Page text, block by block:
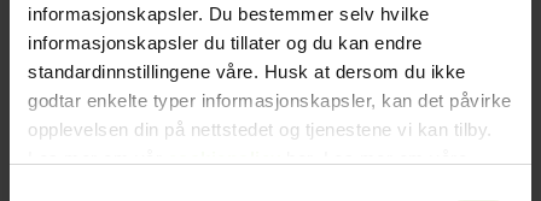
informasjonskapsler. Du bestemmer selv hvilke
informasjonskapsler du tillater og du kan endre
standardinnstillingene våre. Husk at dersom du ikke
godtar enkelte typer informasjonskapsler, kan det påvirke
opplevelsen din på nettstedet og tjenestene vi kan tilby.